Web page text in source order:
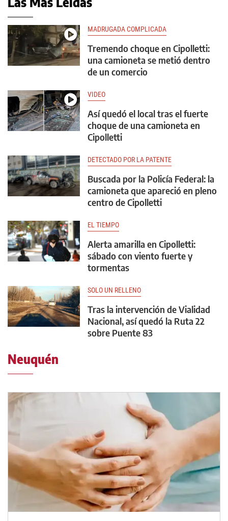
MADRUGADA COMPLICADA
Tremendo choque en Cipolletti:
una camioneta se metió dentro
de un comercio
VIDEO
Así quedó el local tras el fuerte
choque de una camioneta en
Cipolletti
DETECTADO POR LA PATENTE
Buscada por la Policía Federal: la
camioneta que apareció en pleno
centro de Cipolletti
EL TIEMPO
Alerta amarilla en Cipolletti:
sábado con viento fuerte y
tormentas
SOLO UN RELLENO
Tras la intervención de Vialidad
Nacional, así quedó la Ruta 22
sobre Puente 83
Neuquén